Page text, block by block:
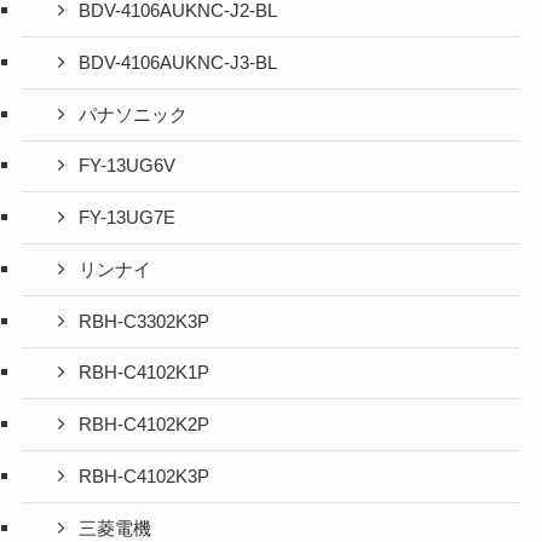
BDV-4106AUKNC-J2-BL
BDV-4106AUKNC-J3-BL
パナソニック
FY-13UG6V
FY-13UG7E
リンナイ
RBH-C3302K3P
RBH-C4102K1P
RBH-C4102K2P
RBH-C4102K3P
三菱電機